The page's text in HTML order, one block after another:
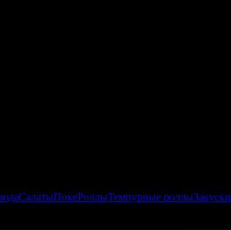
СалатыПокеРоллыТемпурные роллыЗакуски